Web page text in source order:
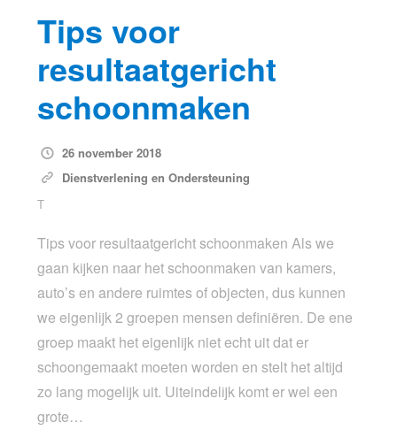
Tips voor
resultaatgericht
schoonmaken
26 november 2018
Dienstverlening en Ondersteuning
T
Tips voor resultaatgericht schoonmaken Als we
gaan kijken naar het schoonmaken van kamers,
auto’s en andere ruimtes of objecten, dus kunnen
we eigenlijk 2 groepen mensen definiëren. De ene
groep maakt het eigenlijk niet echt uit dat er
schoongemaakt moeten worden en stelt het altijd
zo lang mogelijk uit. Uiteindelijk komt er wel een
grote…